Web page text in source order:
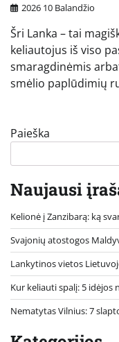
2026 10 Balandžio
Šri Lanka – tai
keliautojus iš viso
smaragdinėmis
smėlio paplūdimių
Paieška
Naujausi
Kelionė į Zanzibarą: ką
Svajonių atostogos
Lankytinos vietos
Kur keliauti spalį: 5
Nematytas Vilnius: 7